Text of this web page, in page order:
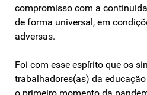
compromisso com a
de forma universal, em
adversas.
Foi com esse espírito que os
trabalhadores(as) da